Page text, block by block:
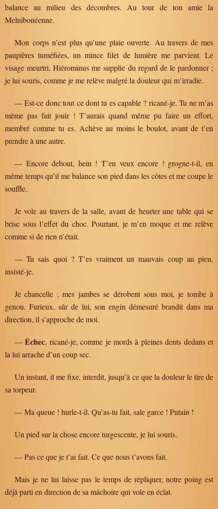
balance au milieu des décombres. Au tour de ton amie la
Melnibonéenne.
Mon corps n’est plus qu’une plaie ouverte. Au travers de mes
paupières tuméfiées, un mince filet de lumière me parvient. Le
visage meurtri, Hiérominus me supplie du regard de le pardonner ;
je lui souris, comme je me relève malgré la douleur qui m’irradie.
— Est-ce donc tout ce dont tu es capable ? ricané-je. Tu ne m’as
même pas fait jouir ! T’aurais quand même pu faire un effort,
membré comme tu es. Achève au moins le boulot, avant de t’en
prendre à une autre.
— Encore debout, hein ! T’en veux encore ! grogne-t-il, en
même temps qu’il me balance son pied dans les côtes et me coupe le
souffle.
Je vole au travers de la salle, avant de heurter une table qui se
brise sous l’effet du choc. Pourtant, je m’en moque et me relève
comme si de rien n’était.
— Tu sais quoi ? T’es vraiment un mauvais coup au pieu,
insisté-je.
Je chancelle ; mes jambes se dérobent sous moi, je tombe à
genou. Furieux, sûr de lui, son engin démesuré brandit dans ma
direction, il s’approche de moi.
—Échec, ricané-je, comme je mords à pleines dents dedans et
la lui arrache d’un coup sec.
Un instant, il me fixe, interdit, jusqu’à ce que la douleur le tire de
sa torpeur.
— Ma queue ! hurle-t-il. Qu’as-tu fait, sale garce ! Putain !
Un pied sur la chose encore turgescente, je lui souris.
— Pas ce que je t’ai fait. Ce que nous t’avons fait.
Mais je ne lui laisse pas le temps de répliquer, notre poing est
déjà parti en direction de sa mâchoire qui vole en éclat.